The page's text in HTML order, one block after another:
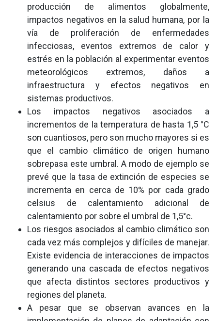
producción de alimentos globalmente,
impactos negativos en la salud humana, por la
vía de proliferación de enfermedades
infecciosas, eventos extremos de calor y
estrés en la población al experimentar eventos
meteorológicos extremos, daños a
infraestructura y efectos negativos en
sistemas productivos.
Los impactos negativos asociados a
incrementos de la temperatura de hasta 1,5 °C
son cuantiosos, pero son mucho mayores si es
que el cambio climático de origen humano
sobrepasa este umbral. A modo de ejemplo se
prevé que la tasa de extinción de especies se
incrementa en cerca de 10% por cada grado
celsius de calentamiento adicional de
calentamiento por sobre el umbral de 1,5°c.
Los riesgos asociados al cambio climático son
cada vez más complejos y difíciles de manejar.
Existe evidencia de interacciones de impactos
generando una cascada de efectos negativos
que afecta distintos sectores productivos y
regiones del planeta.
A pesar que se observan avances en la